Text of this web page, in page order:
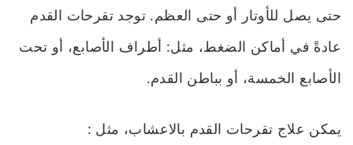
حتى يصل للأوتار أو حتى العظم. توجد تقرحات القدم
عادةً في أماكن الضغط، مثل: أطراف الأصابع، أو تحت
الأصابع الخمسة، أو بباطن القدم.
يمكن علاج تقرحات القدم بالاعشاب، مثل :